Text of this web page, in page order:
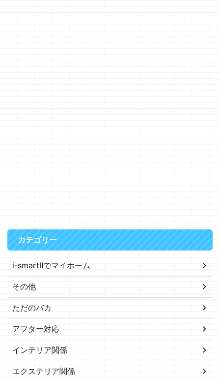
カテゴリー
i-smartⅡでマイホーム
その他
ただのバカ
アフター対応
インテリア関係
エクステリア関係